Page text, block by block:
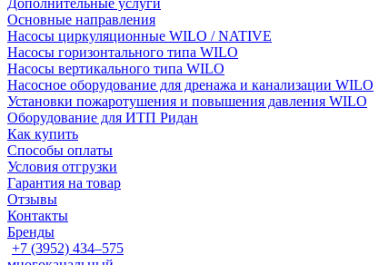
Дополнительные услуги
Основные направления
Насосы циркуляционные WILO / NATIVE
Насосы горизонтального типа WILO
Насосы вертикального типа WILO
Насосное оборудование для дренажа и канализации WILO
Установки пожаротушения и повышения давления WILO
Оборудование для ИТП Ридан
Как купить
Способы оплаты
Условия отгрузки
Гарантия на товар
Отзывы
Контакты
Бренды
+7 (3952) 434‒575